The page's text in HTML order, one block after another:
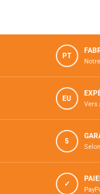
PT
EU
Vers
5
✓